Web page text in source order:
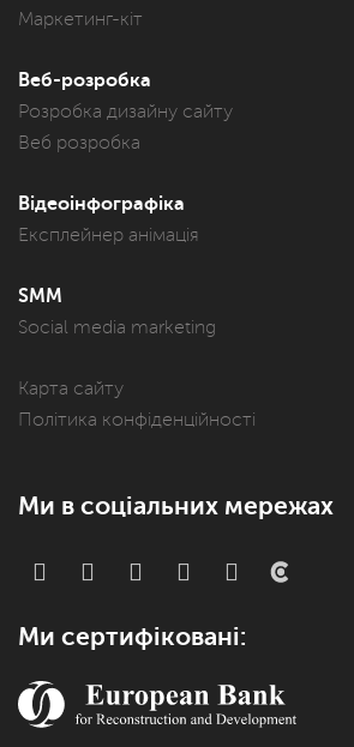
Маркетинг-кіт
Веб-розробка
Розробка дизайну сайту
Веб розробка
Відеоінфографіка
Експлейнер анімація
SMM
Social media marketing
Карта сайту
Політика конфіденційності
Ми в соціальних мережах
Ми сертифіковані: